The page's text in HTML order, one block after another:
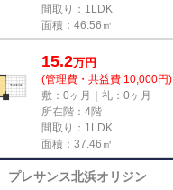
間取り：1LDK
面積：46.56㎡
15.2万円
(管理費・共益費 10,000円)
敷：0ヶ月｜礼：0ヶ月
所在階：4階
間取り：1LDK
面積：37.46㎡
プレサンス北浜オリジン